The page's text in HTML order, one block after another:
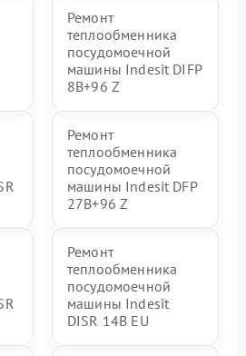
Ремонт
теплообменника
посудомоечной
машины Indesit DIFP
8B+96 Z
Ремонт
теплообменника
посудомоечной
машины Indesit DFP
27B+96 Z
Ремонт
теплообменника
посудомоечной
машины Indesit
DISR 14B EU